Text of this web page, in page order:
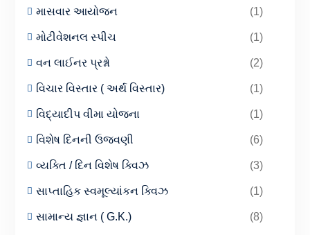
માસવાર આયોજન (1)
મોટીવેશનલ સ્પીચ (1)
વન લાઈનર પ્રશ્નો (2)
વિચાર વિસ્તાર ( અર્થ વિસ્તાર) (1)
વિદ્યાદીપ વીમા યોજના (1)
વિશેષ દિનની ઉજવણી (6)
વ્યક્તિ / દિન વિશેષ ક્વિઝ (3)
સાપ્તાહિક સ્વમૂલ્યાંકન ક્વિઝ (1)
સામાન્ય જ્ઞાન ( G.K.) (8)